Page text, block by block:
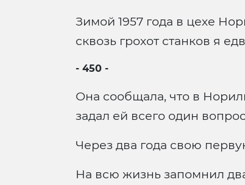
Зимой 1957 года в цехе
сквозь грохот станков я
- 450 -
Она сообщала, что в
задал ей всего один
Через два года свою
На всю жизнь запомнил